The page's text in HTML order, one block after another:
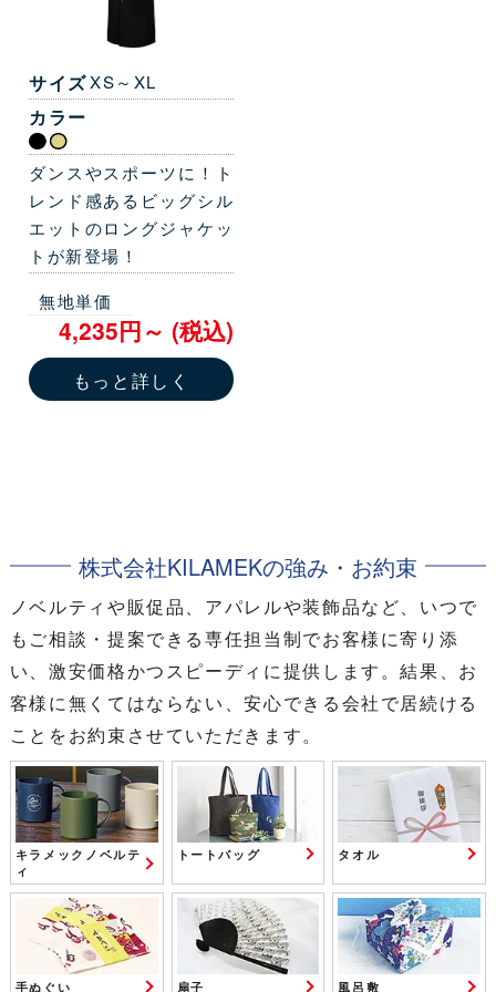
サイズXS～XL
カラー
ダンスやスポーツに！ト
レンド感あるビッグシル
エットのロングジャケッ
トが新登場！
無地単価
4,235円～ (税込)
もっと詳しく
株式会社KILAMEKの強み・お約束
ノベルティや販促品、アパレルや装飾品など、いつで
もご相談・提案できる専任担当制でお客様に寄り添
い、激安価格かつスピーディに提供します。結果、お
客様に無くてはならない、安心できる会社で居続ける
ことをお約束させていただきます。
キラメックノベルテ
ィ
トートバッグ タオル
手ぬぐい 扇子 風呂敷